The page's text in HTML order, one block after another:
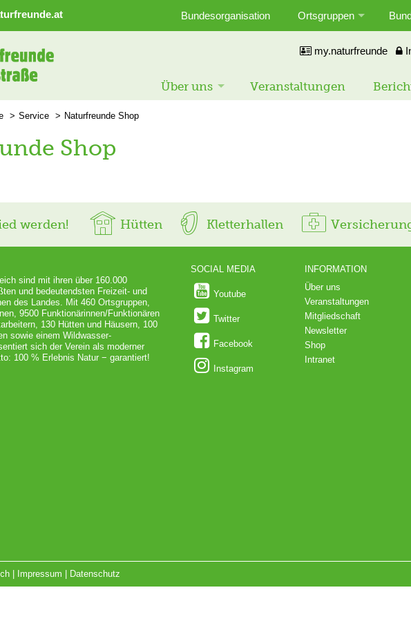
Bundesorganisation Ortsgruppen
my.naturfreunde
Über uns Veranstaltungen
Service Naturfreunde Shop
Shop
werden! Hütten Kletterhallen
sind mit ihren über 160.000
und bedeutendsten Freizeit- und
des Landes. Mit 460 Ortsgruppen,
9500 Funktionärinnen/Funktionären
130 Hütten und Häusern, 100
sowie einem Wildwasser-
sich der Verein als moderner
100 % Erlebnis Natur − garantiert!
SOCIAL MEDIA
Youtube
Twitter
Facebook
Instagram
INFORMATION
Über uns
Veranstaltungen
Mitgliedschaft
Newsletter
Shop
Intranet
| Impressum Datenschutz